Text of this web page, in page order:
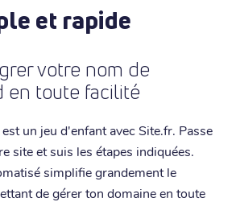
et rapide
votre nom de
en toute facilité
un jeu d'enfant avec Site.fr. Passe
site et suis les étapes indiquées.
simplifie grandement le
de gérer ton domaine en toute